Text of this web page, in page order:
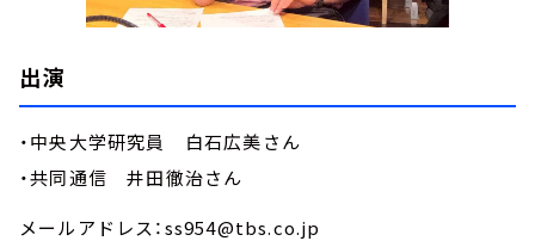
出演
・中央大学研究員 白石広美さん
・共同通信 井田徹治さん
メールアドレス：ss954@tbs.co.jp